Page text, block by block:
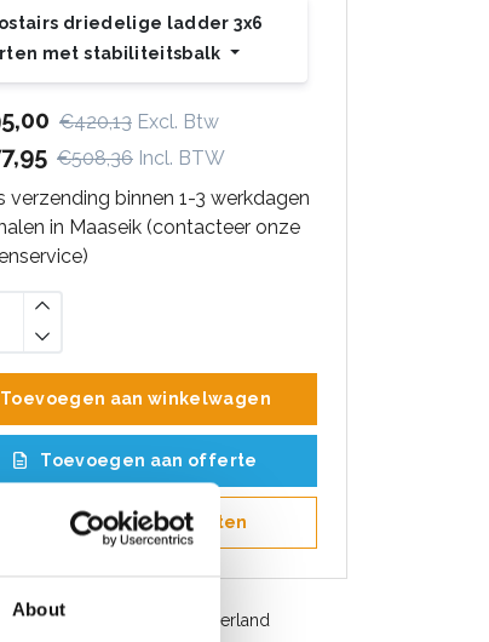
About
driedelige ladder 3x6
met stabiliteitsbalk
€420,13 Excl. Btw
€508,36 Incl. BTW
verzending binnen 1-3 werkdagen
in Maaseik (contacteer onze
Toevoegen aan winkelwagen
Toevoegen aan offerte
Opslaan in favorieten
verzending in België en Nederland